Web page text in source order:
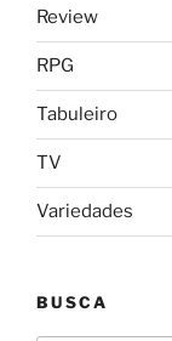
Review
RPG
Tabuleiro
TV
Variedades
BUSCA